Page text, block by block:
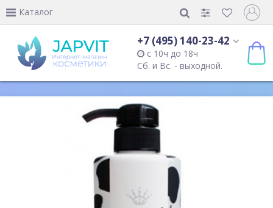
Каталог
+7 (495) 140-23-42
с 10ч до 18ч
Сб. и Вс. - выходной.